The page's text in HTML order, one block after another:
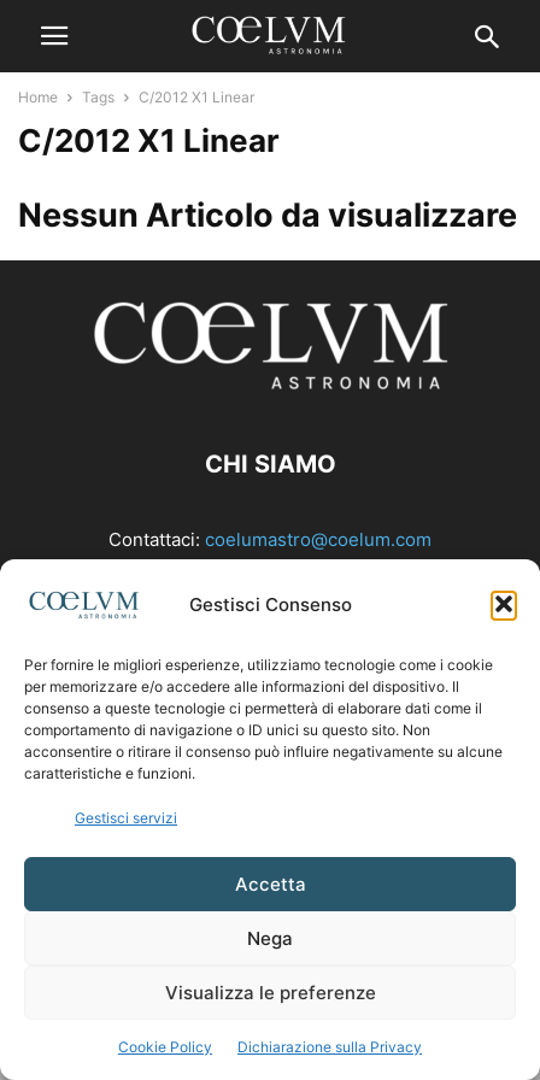
Gestisci Consenso
Per fornire le migliori esperienze, utilizziamo tecnologie come i cookie
per memorizzare e/o accedere alle informazioni del dispositivo. Il
consenso a queste tecnologie ci permetterà di elaborare dati come il
comportamento di navigazione o ID unici su questo sito. Non
acconsentire o ritirare il consenso può influire negativamente su alcune
caratteristiche e funzioni.
Gestisci servizi
Accetta
Nega
Visualizza le preferenze
Cookie Policy Dichiarazione sulla Privacy
Home Tags C/2012 X1 Linear
C/2012 X1 Linear
Nessun Articolo da visualizzare
CHI SIAMO
Contattaci: coelumastro@coelum.com
SEGUICI